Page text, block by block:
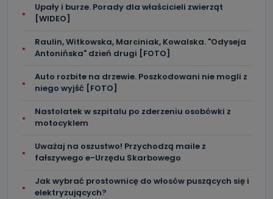
Upały i burze. Porady dla właścicieli zwierząt
[WIDEO]
Raulin, Witkowska, Marciniak, Kowalska. "Odyseja
Antonińska" dzień drugi [FOTO]
Auto rozbite na drzewie. Poszkodowani nie mogli z
niego wyjść [FOTO]
Nastolatek w szpitalu po zderzeniu osobówki z
motocyklem
Uważaj na oszustwo! Przychodzą maile z
fałszywego e-Urzędu Skarbowego
Jak wybrać prostownicę do włosów puszących się i
elektryzujących?